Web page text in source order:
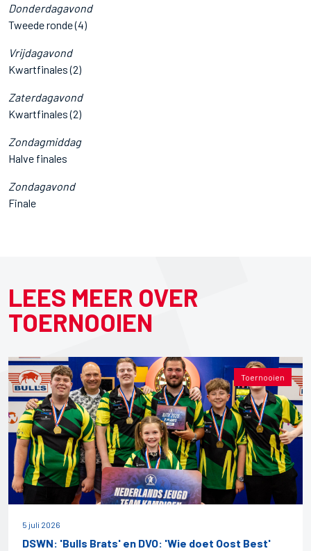
Donderdagavond
Tweede ronde (4)
Vrijdagavond
Kwartfinales (2)
Zaterdagavond
Kwartfinales (2)
Zondagmiddag
Halve finales
Zondagavond
Finale
LEES MEER OVER
TOERNOOIEN
Toernooien
5 juli 2026
DSWN: 'Bulls Brats' en DVO: 'Wie doet Oost Best'